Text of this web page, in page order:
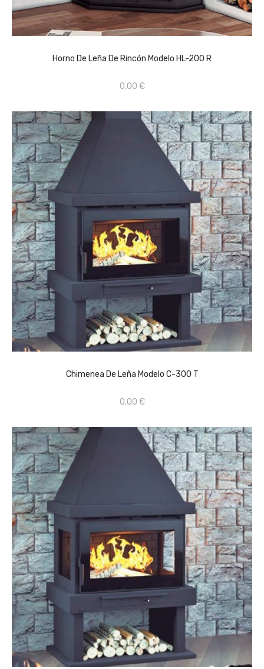
Horno De Leña De Rincón Modelo HL-200 R
0,00 €
CONSULTAR PRECIO EN TIENDA FÍSICA 659670368
AÑADIR AL CARRITO
Chimenea De Leña Modelo C-300 T
0,00 €
CONSULTAR PRECIO EN TIENDA FÍSICA 659670368
AÑADIR AL CARRITO
CONSULTAR PRECIO EN TIENDA FÍSICA 659670368